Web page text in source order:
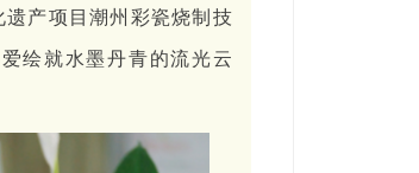
产项目潮州彩瓷烧制技
绘就水墨丹青的流光云